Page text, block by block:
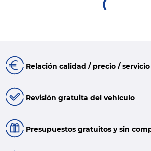
Relación calidad / precio / servicio
Revisión gratuita del vehículo
Presupuestos gratuitos y sin